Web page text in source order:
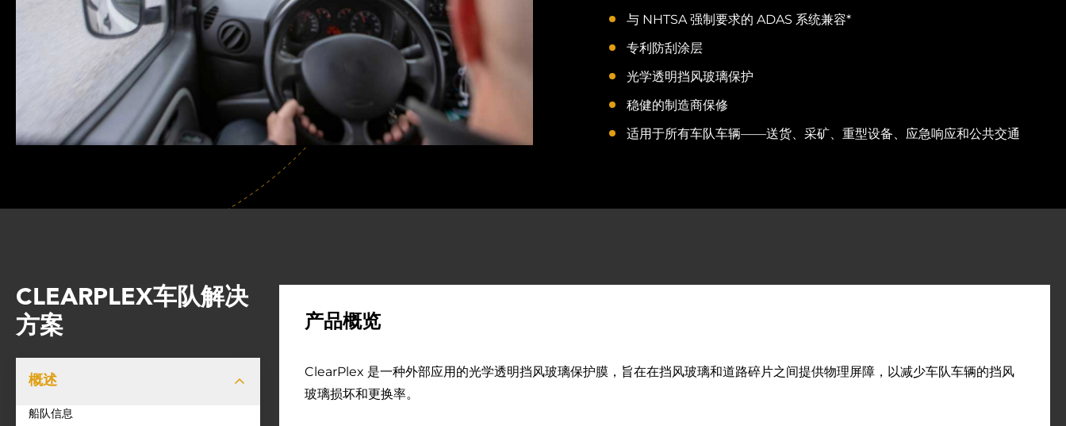
与 NHTSA 强制要求的 ADAS 系统兼容*
专利防刮涂层
光学透明挡风玻璃保护
稳健的制造商保修
适用于所有车队车辆——送货、采矿、重型设备、应急响应和公共交通
CLEARPLEX车队解决
方案
概述
船队信息
产品概览
ClearPlex 是一种外部应用的光学透明挡风玻璃保护膜，旨在在挡风玻璃和道路碎片之间提供物理屏障，以减少车队车辆的挡风
玻璃损坏和更换率。